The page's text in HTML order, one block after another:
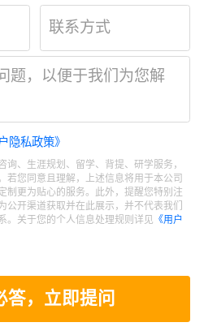
隐私政策》
询、生涯规划、留学、背提、研学服务，
若您同意且理解，上述信息将用于本公司
制更为贴心的服务。此外，提醒您特别注
公开渠道获取并在此展示，并不代表我们
。关于您的个人信息处理规则详见 《用户
答，立即提问